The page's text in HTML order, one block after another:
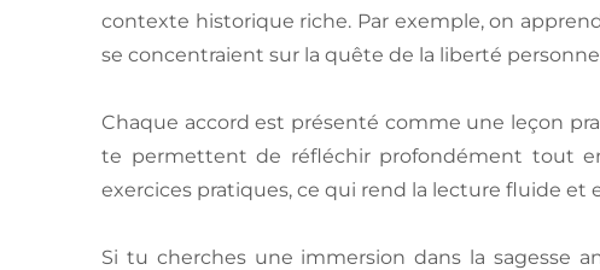
contexte historique riche. Par exemple, on
se concentraient sur la quête de la liberté
Chaque accord est présenté comme une leçon
te permettent de réfléchir profondément tout
exercices pratiques, ce qui rend la lecture fluide et
Si tu cherches une immersion dans la sagesse